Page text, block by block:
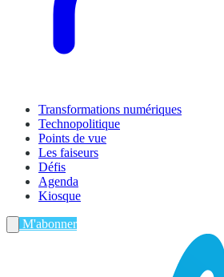
Transformations numériques
Technopolitique
Points de vue
Les faiseurs
Défis
Agenda
Kiosque
M'abonner